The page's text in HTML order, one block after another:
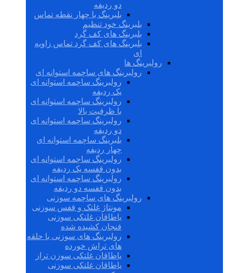
دو ردیفه
بلبرینگ با چهار نقطه تماس
بلبرینگ خود تنظیم
بلبرینگ های کف گرد
بلبرینگ های کف گرد تماس زاویه
ای
رولبرینگ ها
رولبرینگ های ساچمه استوانه ای
رولبرینگ ساچمه استوانه ای
یک ردیفه
رولبرینگ ساچمه استوانه ای
با ظرفیت بالا
رولبرینگ ساچمه استوانه ای
دو ردیفه
بلبرینگ ساچمه استوانه ای
چهار ردیفه
رولبرینگ ساچمه استوانه ای
بدون قفسه یک ردیفه
رولبرینگ ساچمه استوانه ای
بدون قفسه دو ردیفه
رولبرینگ های ساچمه سوزنی
مونتاژ غلتک و قفس سوزنی
یاطاقان غلتکی سوزنی
فنجان کشیده شده
رولبرینگ های سوزنی با حلقه
های تراش خورده
یاطاقان غلتکی سوزن تراز
یاطاقان غلتکی سوزنی